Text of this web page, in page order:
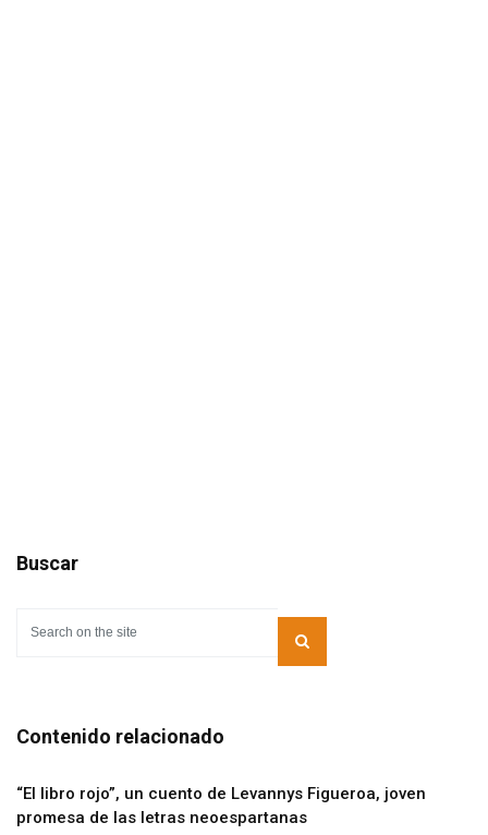
Buscar
Contenido relacionado
“El libro rojo”, un cuento de Levannys Figueroa, joven
promesa de las letras neoespartanas